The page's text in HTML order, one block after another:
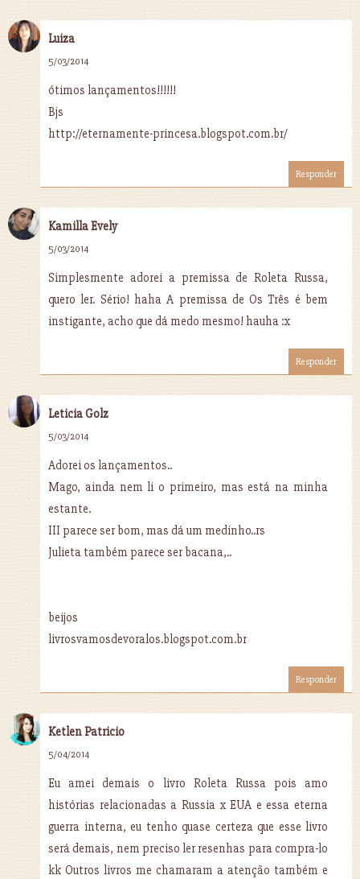
Luiza
5/03/2014
ótimos lançamentos!!!!!!
Bjs
http://eternamente-princesa.blogspot.com.br/
Responder
Kamilla Evely
5/03/2014
Simplesmente adorei a premissa de Roleta Russa,
quero ler. Sério! haha A premissa de Os Três é bem
instigante, acho que dá medo mesmo! hauha :x
Responder
Leticia Golz
5/03/2014
Adorei os lançamentos..
Mago, ainda nem li o primeiro, mas está na minha
estante.
III parece ser bom, mas dá um medinho..rs
Julieta também parece ser bacana,..
beijos
livrosvamosdevoralos.blogspot.com.br
Responder
Ketlen Patricio
5/04/2014
Eu amei demais o livro Roleta Russa pois amo
histórias relacionadas a Russia x EUA e essa eterna
guerra interna, eu tenho quase certeza que esse livro
será demais, nem preciso ler resenhas para compra-lo
kk Outros livros me chamaram a atenção também e